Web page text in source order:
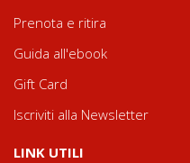
Prenota e ritira
Guida all'ebook
Gift Card
Iscriviti alla Newsletter
LINK UTILI